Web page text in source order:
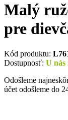
Malý
pre
Kód produktu:
Dostupnosť: U nás
Odošleme
účet odošleme do